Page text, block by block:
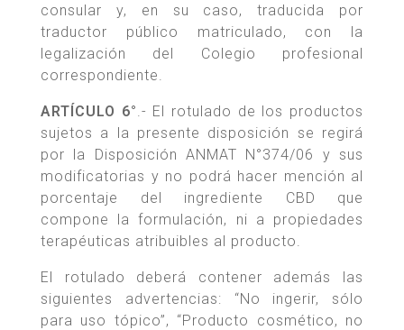
consular y, en su caso, traducida por
traductor público matriculado, con la
legalización del Colegio profesional
correspondiente.
ARTÍCULO 6°.- El rotulado de los productos
sujetos a la presente disposición se regirá
por la Disposición ANMAT N°374/06 y sus
modificatorias y no podrá hacer mención al
porcentaje del ingrediente CBD que
compone la formulación, ni a propiedades
terapéuticas atribuibles al producto.
El rotulado deberá contener además las
siguientes advertencias: “No ingerir, sólo
para uso tópico”, “Producto cosmético, no